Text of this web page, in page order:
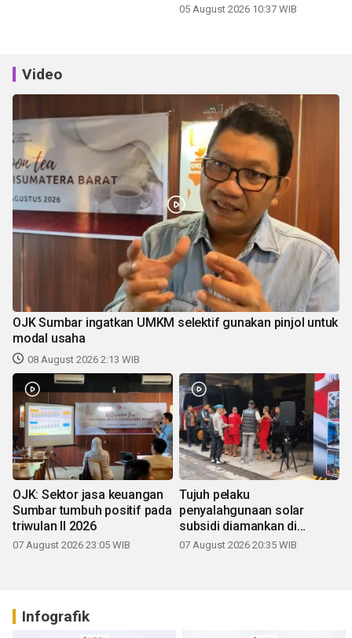
05 August 2026 10:37 WIB
Video
OJK Sumbar ingatkan UMKM selektif gunakan pinjol untuk
modal usaha
08 August 2026 2:13 WIB
OJK: Sektor jasa keuangan
Sumbar tumbuh positif pada
triwulan II 2026
07 August 2026 23:05 WIB
Tujuh pelaku
penyalahgunaan solar
subsidi diamankan di
Sumbar
07 August 2026 20:35 WIB
Infografik